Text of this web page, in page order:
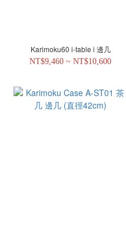
Karimoku60 i-table i 邊几
NT$9,460 ~ NT$10,600